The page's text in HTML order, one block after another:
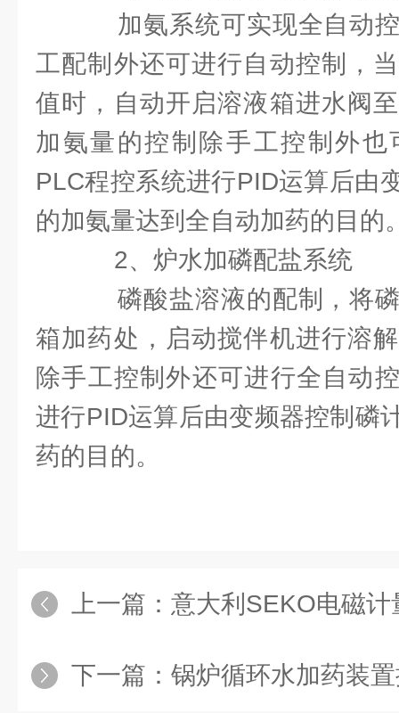
加氨系统可实现全自动
工配制外还可进行自动控制，
值时，自动开启溶液箱进水阀
加氨量的控制除手工控制外
PLC程控系统进行PID运算后由
的加氨量达到全自动加药的目的
2、炉水加磷配盐系统
磷酸盐溶液的配制，将
箱加药处，启动搅伴机进行溶
除手工控制外还可进行全自动
进行PID运算后由变频器控制磷
药的目的。
上一篇： 意大利SEKO电磁计量
下一篇： 锅炉循环水加药装置按